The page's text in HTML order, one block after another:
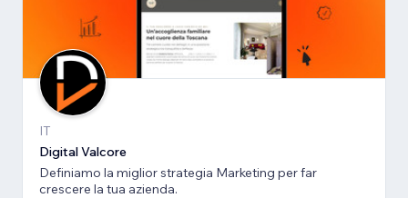
IT
Digital Valcore
Definiamo la miglior strategia Marketing per far
crescere la tua azienda.